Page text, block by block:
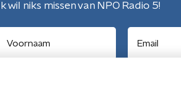
Ik wil niks missen van NPO Radio 5!